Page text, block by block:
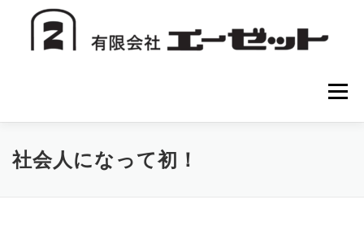
キ
メニュー
HOME 会社案内 注文方法
社会人になって初！